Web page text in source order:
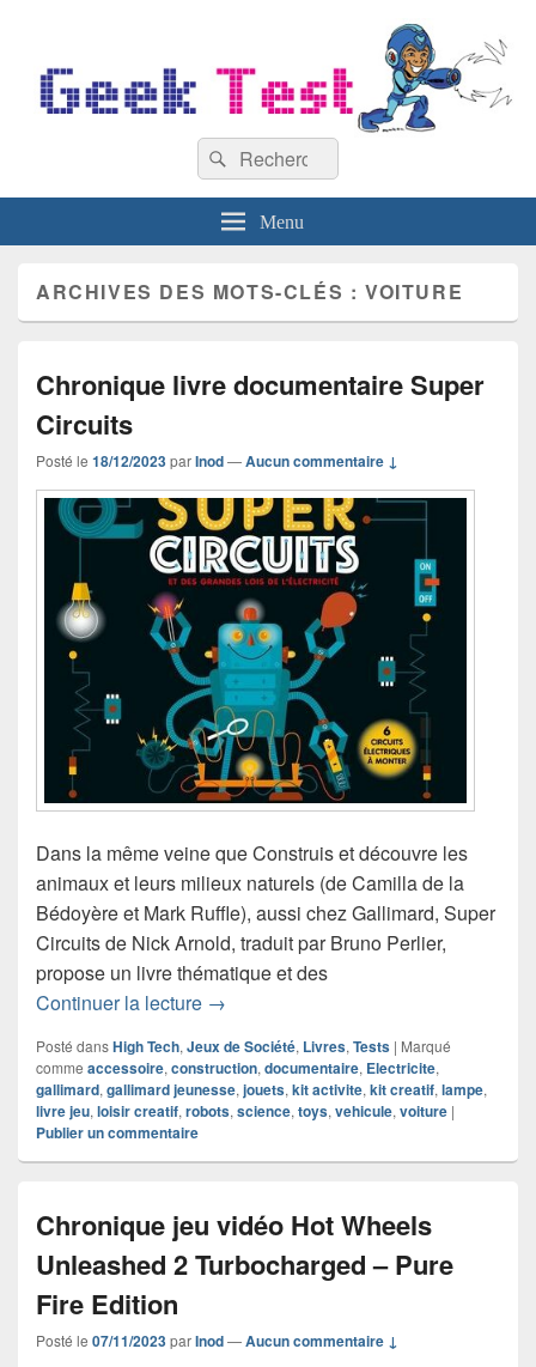
Recherche :
Rechercher
Menu
ARCHIVES DES MOTS-CLÉS :VOITURE
Chronique livre documentaire Super
Circuits
Posté le 18/12/2023parInod—Aucun commentaire ↓
Dans la même veine que Construis et découvre les
animaux et leurs milieux naturels (de Camilla de la
Bédoyère et Mark Ruffle), aussi chez Gallimard, Super
Circuits de Nick Arnold, traduit par Bruno Perlier,
propose un livre thématique et des
Continuer la lecture Chronique livre documentaire Super
→
Posté dansHigh Tech,Jeux de Société, Livres,Tests | Marqué
comme accessoire,construction,documentaire, Electricite,
gallimard,gallimard jeunesse,jouets,kit activite,kit creatif,lampe,
livre jeu,loisir creatif,robots,science,toys,vehicule,voiture |
Publier un commentaire
Chronique jeu vidéo Hot Wheels
Unleashed 2 Turbocharged – Pure
Fire Edition
Posté le 07/11/2023parInod—Aucun commentaire ↓